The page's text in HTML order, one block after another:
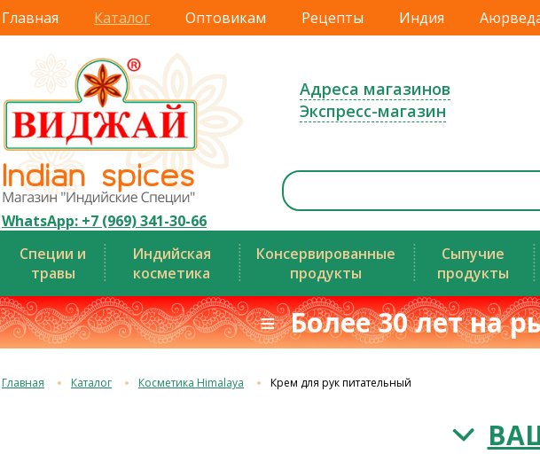
Главная Каталог Оптовикам Рецепты Индия
WhatsApp: +7 (969) 341-30-66
Адреса магазинов
Экспресс-магазин
Специи и
травы
Индийская
косметика
Консервированные
продукты
Сыпучие
продукты
≡ Более 30 лет на
Главная Каталог Косметика Himalaya Крем для рук питательный